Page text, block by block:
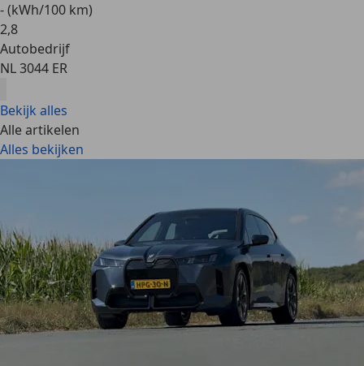
- (kWh/100 km)
2,8
Autobedrijf
NL 3044 ER
Bekijk alles
Alle artikelen
Alles bekijken